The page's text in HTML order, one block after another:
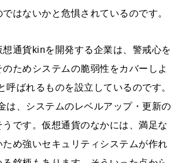
はないかと危惧されているのです。
想通貨kinを開発する企業は、警戒心を
ためシステムの脆弱性をカバーしよ
呼ばれるものを設立しているのです。
は、システムのレベルアップ・更新の
です。仮想通貨のなかには、満足な
め強いセキュリティシステムが作れ